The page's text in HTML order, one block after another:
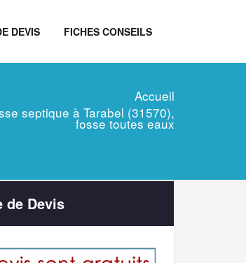
DEVIS FICHES CONSEILS
Accueil
septique à Tarabel (31570),
fosse toutes eaux
de Devis